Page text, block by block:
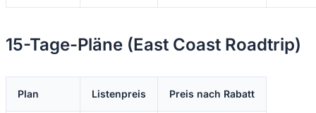
15-Tage-Pläne (East Coast Roadtrip)
Plan Listenpreis Preis nach Rabatt